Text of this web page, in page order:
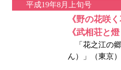
平成19年8月上旬号
《野の花咲
《武相荘と
「花之江の郷
ん）」（東京